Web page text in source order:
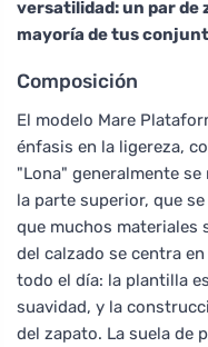
versatilidad: un par de
mayoría de tus
Composición
El modelo Mare
énfasis en la ligereza,
"Lona" generalmente
la parte superior, que
que muchos
del calzado se centra
todo el día: la plantilla
suavidad, y la
del zapato. La suela de